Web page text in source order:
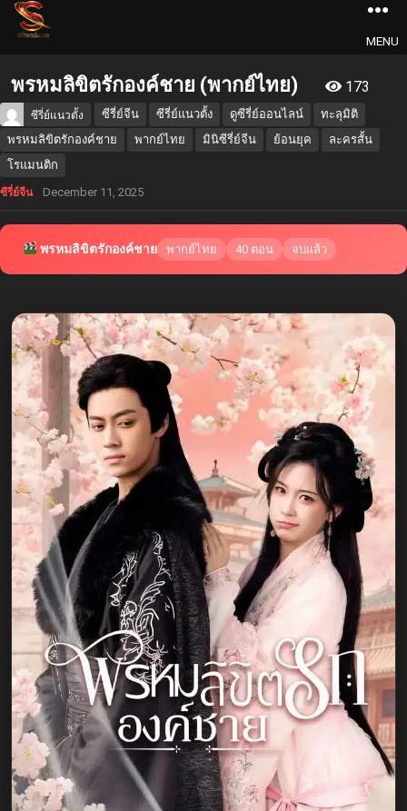
MENU
พรหมลิขิตรักองค์ชาย (พากย์ไทย) 173
ซีรี่ย์แนวตั้ง ซีรี่ย์จีน ซีรี่ย์แนวตั้ง ดูซีรี่ย์ออนไลน์
ทะลุมิติ
พรหมลิขิตรักองค์ชาย
พากย์ไทย มินิซีรี่ย์จีน ย้อนยุค
ละครสั้น
โรแมนติก
ซีรี่ย์จีน December 11, 2025
พรหมลิขิตรักองค์ชาย พากย์ไทย 40 ตอน จบแล้ว